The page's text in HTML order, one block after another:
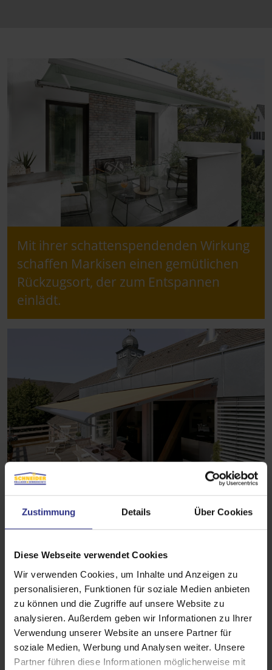
Zustimmung Details Über Cookies
Diese Webseite verwendet Cookies
Wir verwenden Cookies, um Inhalte und Anzeigen zu
personalisieren, Funktionen für soziale Medien anbieten
zu können und die Zugriffe auf unsere Website zu
analysieren. Außerdem geben wir Informationen zu Ihrer
Verwendung unserer Website an unsere Partner für
soziale Medien, Werbung und Analysen weiter. Unsere
Partner führen diese Informationen möglicherweise mit
Mit ihrer schattenspendenden Wirkung
schaffen Markisen einen gemütlichen
Rückzugsort, der zum Entspannen
einlädt.